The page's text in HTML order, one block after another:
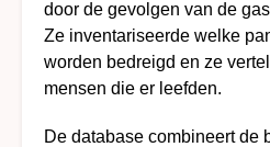
door de gevolgen van de
Ze inventariseerde welke
worden bedreigd en ze
mensen die er leefden.
De database combineert de